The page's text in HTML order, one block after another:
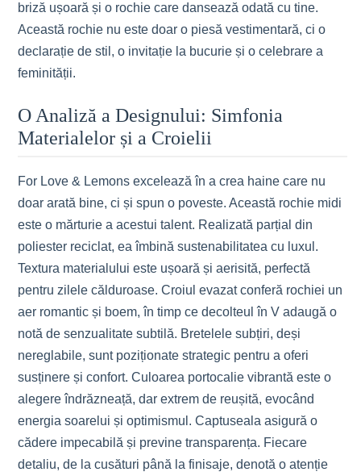
briză ușoară și o rochie care dansează odată cu tine.
Această rochie nu este doar o piesă vestimentară, ci o
declarație de stil, o invitație la bucurie și o celebrare a
feminității.
O Analiză a Designului: Simfonia
Materialelor și a Croielii
For Love & Lemons excelează în a crea haine care nu
doar arată bine, ci și spun o poveste. Această rochie midi
este o mărturie a acestui talent. Realizată parțial din
poliester reciclat, ea îmbină sustenabilitatea cu luxul.
Textura materialului este ușoară și aerisită, perfectă
pentru zilele călduroase. Croiul evazat conferă rochiei un
aer romantic și boem, în timp ce decolteul în V adaugă o
notă de senzualitate subtilă. Bretelele subțiri, deși
nereglabile, sunt poziționate strategic pentru a oferi
susținere și confort. Culoarea portocalie vibrantă este o
alegere îndrăzneață, dar extrem de reușită, evocând
energia soarelui și optimismul. Captuseala asigură o
cădere impecabilă și previne transparența. Fiecare
detaliu, de la cusături până la finisaje, denotă o atenție